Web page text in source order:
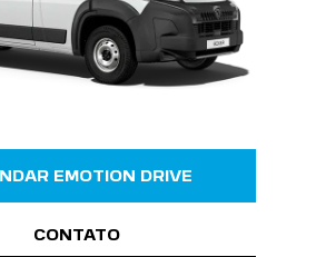
EMOTION DRIVE
CONTATO